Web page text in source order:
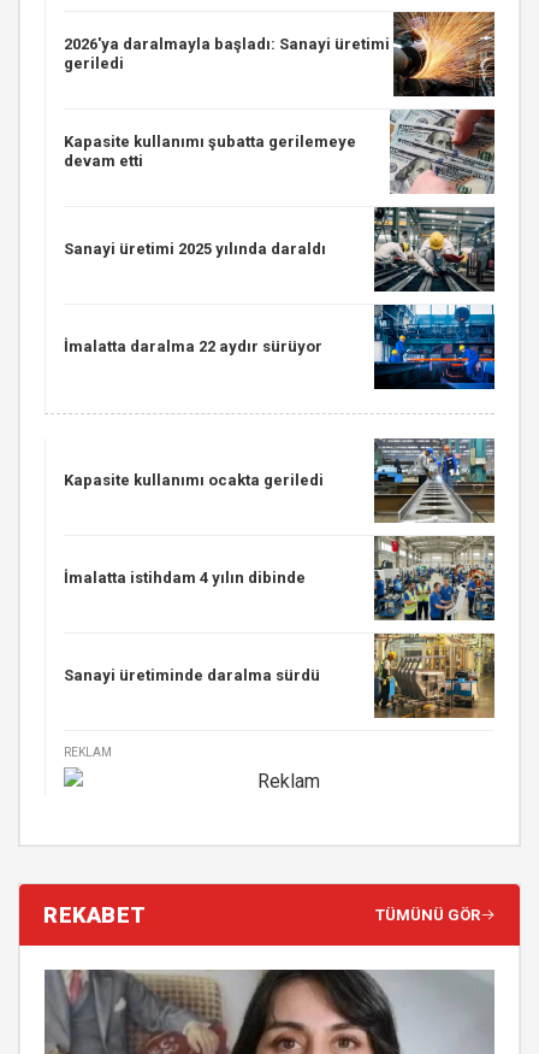
2026'ya daralmayla başladı: Sanayi üretimi
geriledi
Kapasite kullanımı şubatta gerilemeye
devam etti
Sanayi üretimi 2025 yılında daraldı
İmalatta daralma 22 aydır sürüyor
Kapasite kullanımı ocakta geriledi
İmalatta istihdam 4 yılın dibinde
Sanayi üretiminde daralma sürdü
REKLAM
REKABET TÜMÜNÜ GÖR